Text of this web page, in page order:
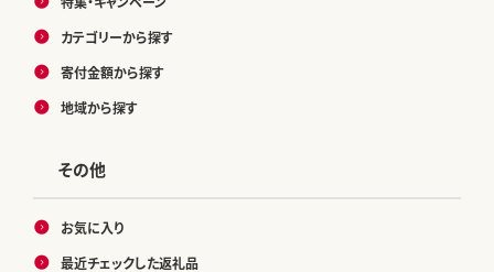
カテゴリーから探す
寄付金額から探す
地域から探す
その他
お気に入り
最近チェックした返礼品